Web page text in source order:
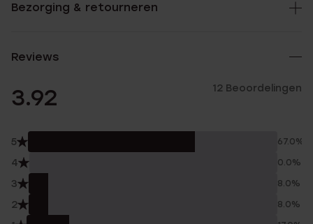
Bezorging & retourneren
Reviews
3.92 12 Beoordelingen
5 67.0%
4 0.0%
3 8.0%
2 8.0%